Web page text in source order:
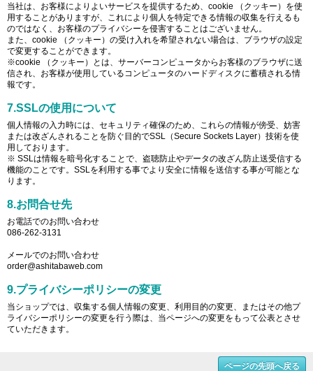
当社は、お客様によりよいサービスを提供するため、cookie （クッキー）を使
用することがありますが、これにより個人を特定できる情報の収集を行えるも
のではなく、お客様のプライバシーを侵害することはございません。
また、cookie （クッキー）の受け入れを希望されない場合は、ブラウザの設定
で変更することができます。
※cookie （クッキー）とは、サーバーコンピュータからお客様のブラウザに送
信され、お客様が使用しているコンピュータのハードディスクに蓄積される情
報です。
7.SSLの使用について
個人情報の入力時には、セキュリティ確保のため、これらの情報が傍受、妨害
または改ざんされることを防ぐ目的でSSL（Secure Sockets Layer）技術を使
用しております。
※ SSLは情報を暗号化することで、盗聴防止やデータの改ざん防止送受信する
機能のことです。SSLを利用する事でより安全に情報を送信する事が可能とな
ります。
8.お問合せ先
お電話でのお問い合わせ
086-262-3131
メールでのお問い合わせ
order@ashitabaweb.com
9.プライバシーポリシーの変更
当ショップでは、収集する個人情報の変更、利用目的の変更、またはその他プ
ライバシーポリシーの変更を行う際は、当ページへの変更をもって公表とさせ
ていただきます。
ページの先頭へ戻る